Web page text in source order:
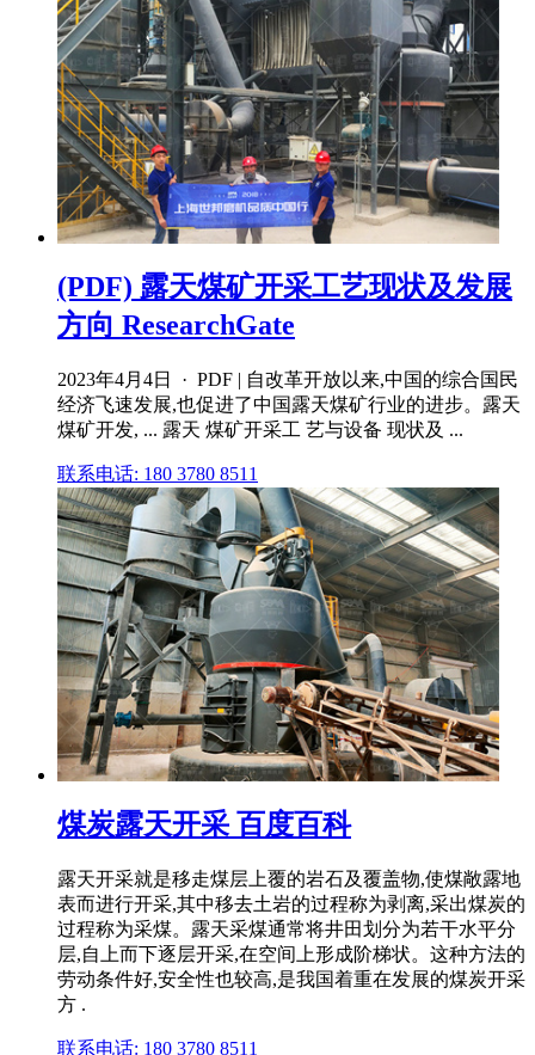
(PDF) 露天煤矿开采工艺现状及发展
方向 ResearchGate
2023年4月4日 · PDF | 自改革开放以来,中国的综合国民
经济飞速发展,也促进了中国露天煤矿行业的进步。露天
煤矿开发, ... 露天 煤矿开采工 艺与设备 现状及 ...
联系电话: 180 3780 8511
煤炭露天开采 百度百科
露天开采就是移走煤层上覆的岩石及覆盖物,使煤敞露地
表而进行开采,其中移去土岩的过程称为剥离,采出煤炭的
过程称为采煤。露天采煤通常将井田划分为若干水平分
层,自上而下逐层开采,在空间上形成阶梯状。这种方法的
劳动条件好,安全性也较高,是我国着重在发展的煤炭开采
方 .
联系电话: 180 3780 8511